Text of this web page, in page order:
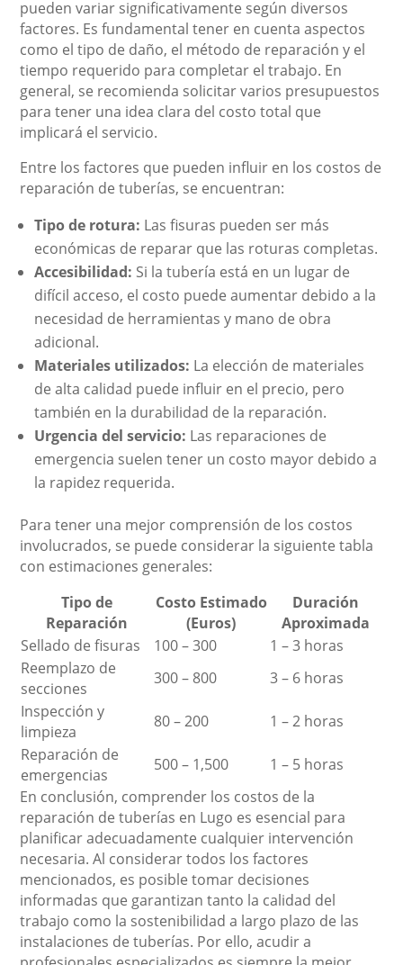
pueden variar significativamente según diversos
factores. Es fundamental tener en cuenta aspectos
como el tipo de daño, el método de reparación y el
tiempo requerido para completar el trabajo. En
general, se recomienda solicitar varios presupuestos
para tener una idea clara del costo total que
implicará el servicio.
Entre los factores que pueden influir en los costos de
reparación de tuberías, se encuentran:
Tipo de rotura: Las fisuras pueden ser más
económicas de reparar que las roturas completas.
Accesibilidad: Si la tubería está en un lugar de
difícil acceso, el costo puede aumentar debido a la
necesidad de herramientas y mano de obra
adicional.
Materiales utilizados: La elección de materiales
de alta calidad puede influir en el precio, pero
también en la durabilidad de la reparación.
Urgencia del servicio: Las reparaciones de
emergencia suelen tener un costo mayor debido a
la rapidez requerida.
Para tener una mejor comprensión de los costos
involucrados, se puede considerar la siguiente tabla
con estimaciones generales:
Tipo de
Reparación
Costo Estimado
(Euros)
Duración
Aproximada
Sellado de fisuras
100 – 300
1 – 3 horas
Reemplazo de
secciones
300 – 800
3 – 6 horas
Inspección y
limpieza
80 – 200
1 – 2 horas
Reparación de
emergencias
500 – 1,500
1 – 5 horas
En conclusión, comprender los costos de la
reparación de tuberías en Lugo es esencial para
planificar adecuadamente cualquier intervención
necesaria. Al considerar todos los factores
mencionados, es posible tomar decisiones
informadas que garantizan tanto la calidad del
trabajo como la sostenibilidad a largo plazo de las
instalaciones de tuberías. Por ello, acudir a